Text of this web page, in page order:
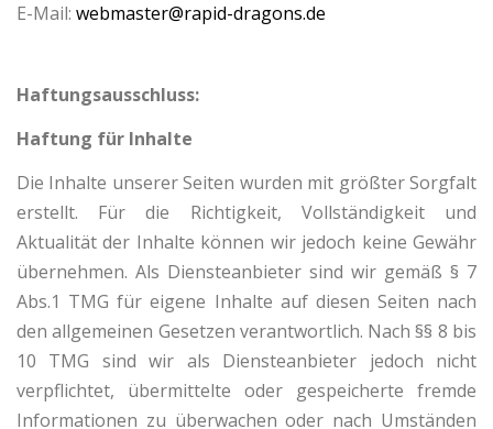
E-Mail: webmaster@rapid-dragons.de
Haftungsausschluss:
Haftung für Inhalte
Die Inhalte unserer Seiten wurden mit größter Sorgfalt
erstellt. Für die Richtigkeit, Vollständigkeit und
Aktualität der Inhalte können wir jedoch keine Gewähr
übernehmen. Als Diensteanbieter sind wir gemäß § 7
Abs.1 TMG für eigene Inhalte auf diesen Seiten nach
den allgemeinen Gesetzen verantwortlich. Nach §§ 8 bis
10 TMG sind wir als Diensteanbieter jedoch nicht
verpflichtet, übermittelte oder gespeicherte fremde
Informationen zu überwachen oder nach Umständen